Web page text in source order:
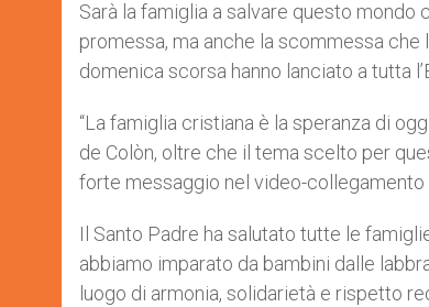
p
p
g
e
r
o
k
r
Sarà la famiglia a salvare questo mondo
promessa, ma anche la scommessa
domenica scorsa hanno lanciato a tutta
“La famiglia cristiana è la speranza di
de Colòn, oltre che il tema scelto per
forte messaggio nel video-collegamento
Il Santo Padre ha salutato tutte le
abbiamo imparato da bambini dalle
luogo di armonia, solidarietà e rispetto